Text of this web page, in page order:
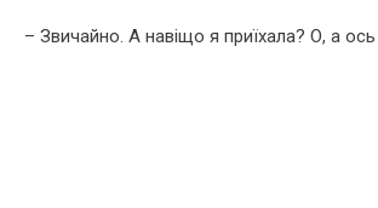
– Звичайно. А навіщо я приїхала? О, а ось